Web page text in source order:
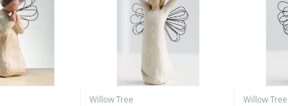
Willow Tree Willow Tree